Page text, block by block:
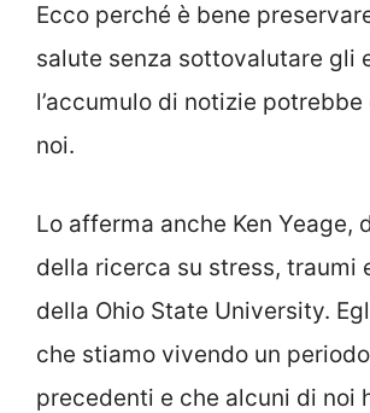
Ecco perché è bene
salute senza sottovalutare gli
l’accumulo di notizie potrebbe
noi.
Lo afferma anche Ken Yeage,
della ricerca su stress, traumi
della Ohio State University.
che stiamo vivendo un
precedenti e che alcuni di noi